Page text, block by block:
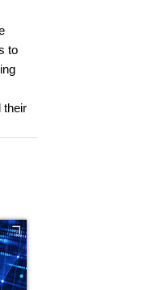
to
their